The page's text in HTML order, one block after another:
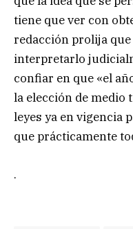
tiene que ver con
redacción prolija
interpretarlo
confiar en que «el
la elección de medio
leyes ya en vigencia
que prácticamente
.